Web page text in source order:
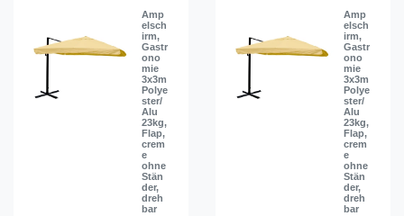
Amp
elsch
irm,
Gastr
ono
mie
3x3m
Polye
ster/
Alu
23kg,
Flap,
crem
e
ohne
Stän
der,
dreh
bar
Amp
elsch
irm,
Gastr
ono
mie
3x3m
Polye
ster/
Alu
23kg,
Flap,
crem
e
ohne
Stän
der,
dreh
bar